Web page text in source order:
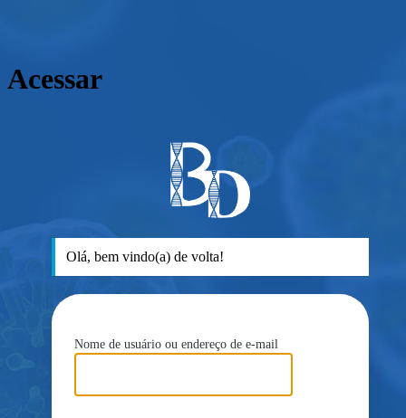
Acessar
Olá, bem vindo(a) de volta!
Nome de usuário ou endereço de e-mail